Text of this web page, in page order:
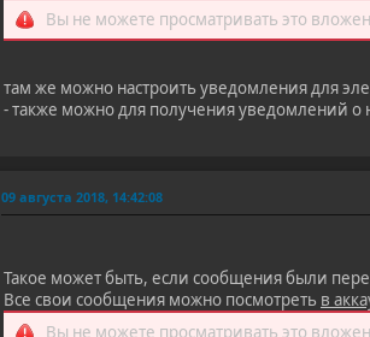
Вы не можете просматривать это
там же можно настроить уведомления для
- также можно для получения уведомлений
09 августа 2018, 14:42:08
Такое может быть, если сообщения были
Все свои сообщения можно посмотреть в
Вы не можете просматривать это